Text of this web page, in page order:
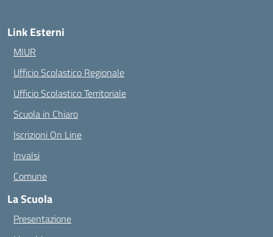
Link Esterni
MIUR
Ufficio Scolastico Regionale
Ufficio Scolastico Territoriale
Scuola in Chiaro
Iscrizioni On Line
Invalsi
Comune
La Scuola
Presentazione